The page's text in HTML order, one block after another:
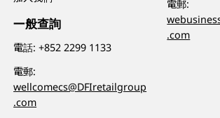
一般查詢
電話:+852 2299 1133
電郵:
wellcomecs@DFIretailgroup
.com
電郵:
.com